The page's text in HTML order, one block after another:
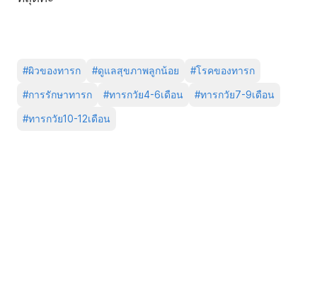
#ผิวของทารก #ดูแลสุขภาพลูกน้อย #โรคของทารก
#การรักษาทารก #ทารกวัย4-6เดือน #ทารกวัย7-9เดือน
#ทารกวัย10-12เดือน